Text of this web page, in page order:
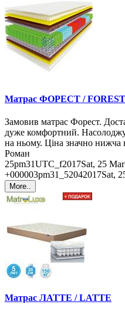
Матрас ФОРЕСТ / FOREST
Замовив матрас Форест.
дуже комфортний.
на ньому. Ціна значно нижча
Роман
25pm31UTC_f2017Sat, 25
+000003pm31_52042017Sat,
More..
Матрас ЛАТТЕ / LATTE